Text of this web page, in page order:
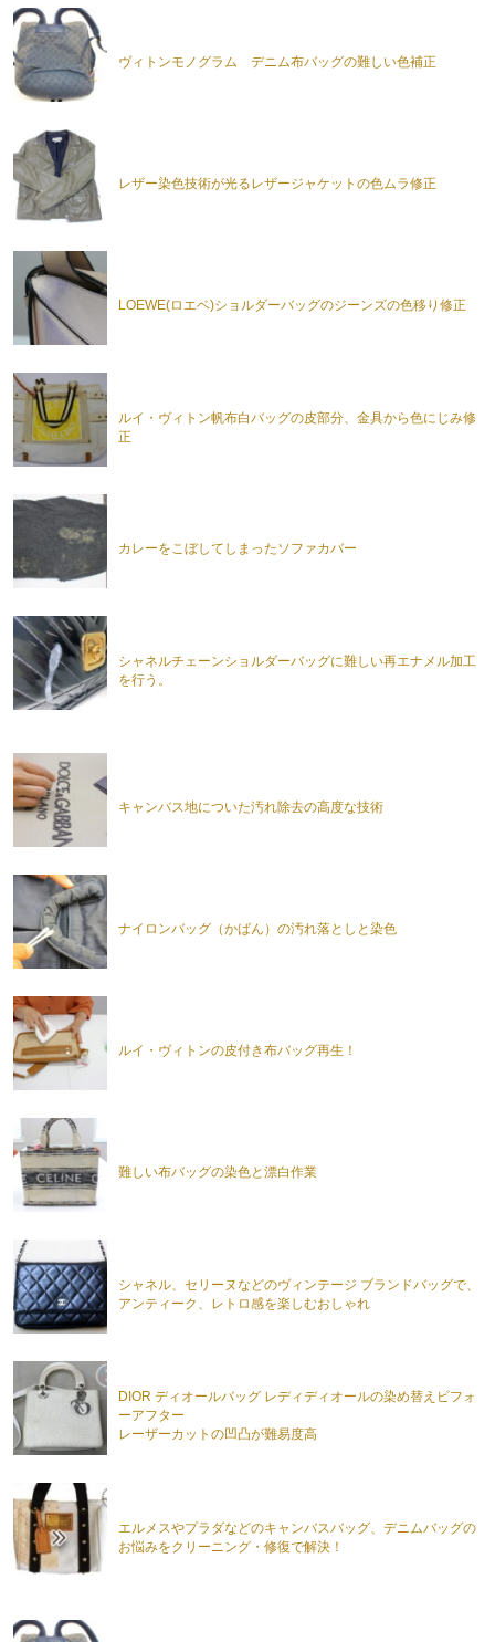
ヴィトンモノグラム デニム布バッグの難しい色補正
レザー染色技術が光るレザージャケットの色ムラ修正
LOEWE(ロエベ)ショルダーバッグのジーンズの色移り修正
ルイ・ヴィトン帆布白バッグの皮部分、金具から色にじみ修
正
カレーをこぼしてしまったソファカバー
シャネルチェーンショルダーバッグに難しい再エナメル加工
を行う。
キャンバス地についた汚れ除去の高度な技術
ナイロンバッグ（かばん）の汚れ落としと染色
ルイ・ヴィトンの皮付き布バッグ再生！
難しい布バッグの染色と漂白作業
シャネル、セリーヌなどのヴィンテージ ブランドバッグで、
アンティーク、レトロ感を楽しむおしゃれ
DIOR ディオールバッグ レディディオールの染め替えビフォ
ーアフター
レーザーカットの凹凸が難易度高
エルメスやプラダなどのキャンバスバッグ、デニムバッグの
お悩みをクリーニング・修復で解決！